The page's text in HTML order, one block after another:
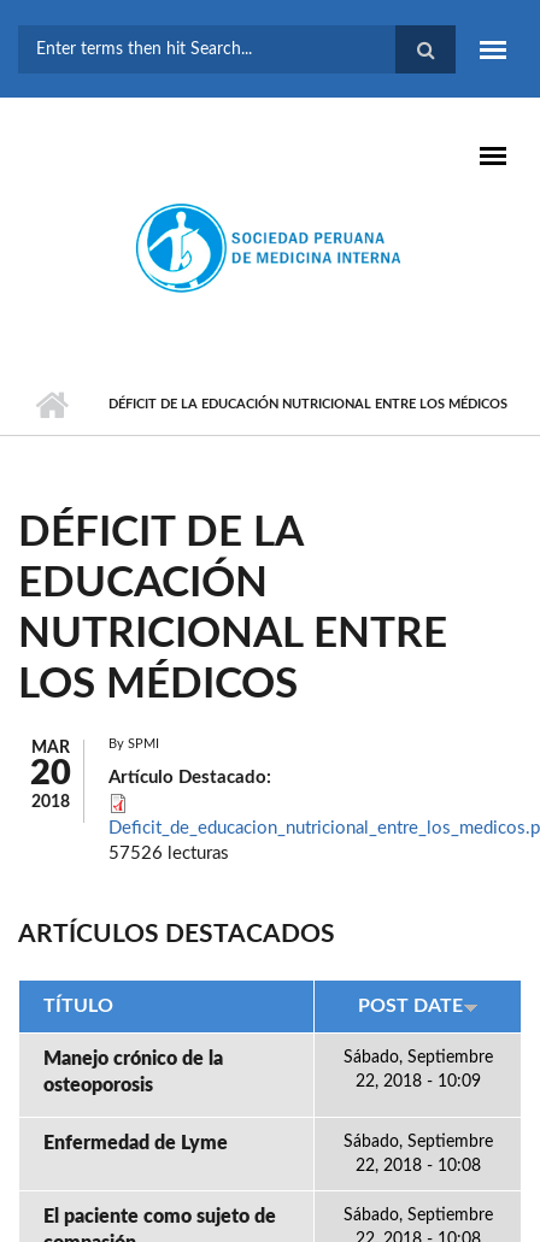
BÚSQUEDA
DÉFICIT DE LA EDUCACIÓN NUTRICIONAL ENTRE LOS MÉDICOS
DÉFICIT DE LA
EDUCACIÓN
NUTRICIONAL ENTRE
LOS MÉDICOS
MAR
20
2018
By SPMI
Artículo Destacado:
57526 lecturas
ARTÍCULOS DESTACADOS
TÍTULO POST DATE
Manejo crónico de la
osteoporosis
Sábado, Septiembre
22, 2018 - 10:09
Enfermedad de Lyme
Sábado, Septiembre
22, 2018 - 10:08
El paciente como sujeto de
Sábado, Septiembre